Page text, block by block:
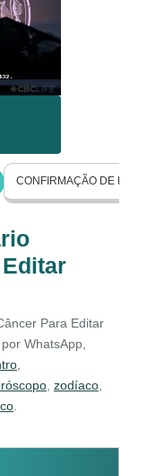
CONFIRMAÇÃO DE
Para Editar
WhatsApp,
zodíaco